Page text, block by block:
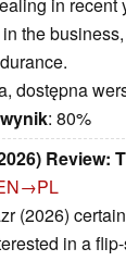
in recent
the
dostępna
: 80%
Review:
(2026)
in a